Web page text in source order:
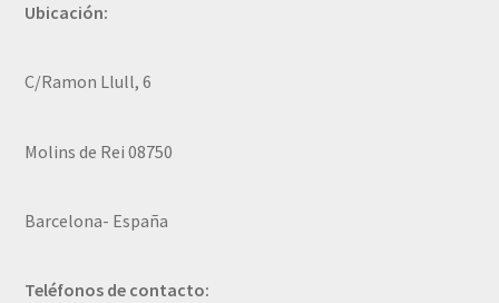
Ubicación:
C/Ramon Llull, 6
Molins de Rei 08750
Barcelona- España
Teléfonos de contacto: